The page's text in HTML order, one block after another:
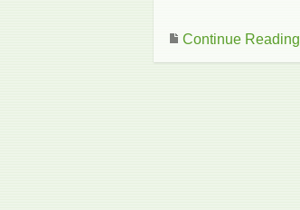
Continue Reading